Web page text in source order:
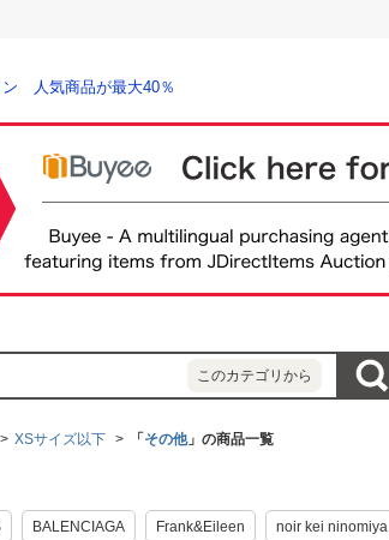
ン 人気商品が最大40％
このカテゴリから
XSサイズ以下 「 その他」の商品一覧
BALENCIAGA Frank&Eileen noir kei ninomiya